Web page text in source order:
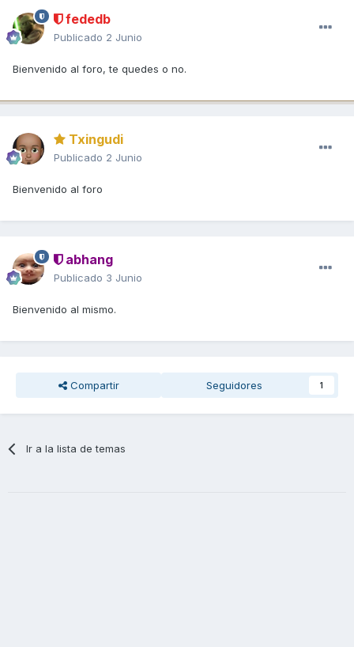
fededb
Publicado 2 Junio
Bienvenido al foro, te quedes o no.
Txingudi
Publicado 2 Junio
Bienvenido al foro
abhang
Publicado 3 Junio
Bienvenido al mismo.
Compartir Seguidores 1
Ir a la lista de temas